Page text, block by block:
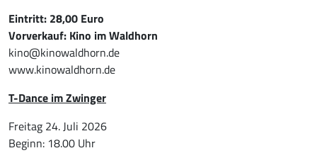
Eintritt: 28,00 Euro
Vorverkauf: Kino im Waldhorn
kino@kinowaldhorn.de
www.kinowaldhorn.de
T-Dance im Zwinger
Freitag 24. Juli 2026
Beginn: 18.00 Uhr